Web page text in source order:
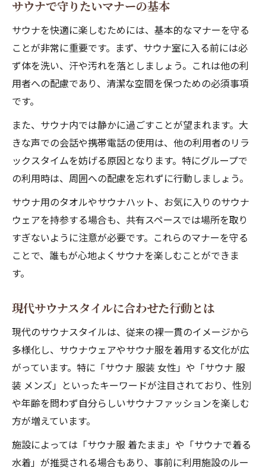
サウナで守りたいマナーの基本
サウナを快適に楽しむためには、基本的なマナーを守る
ことが非常に重要です。まず、サウナ室に入る前には必
ず体を洗い、汗や汚れを落としましょう。これは他の利
用者への配慮であり、清潔な空間を保つための必須事項
です。
また、サウナ内では静かに過ごすことが望まれます。大
きな声での会話や携帯電話の使用は、他の利用者のリラ
ックスタイムを妨げる原因となります。特にグループで
の利用時は、周囲への配慮を忘れずに行動しましょう。
サウナ用のタオルやサウナハット、お気に入りのサウナ
ウェアを持参する場合も、共有スペースでは場所を取り
すぎないように注意が必要です。これらのマナーを守る
ことで、誰もが心地よくサウナを楽しむことができま
す。
現代サウナスタイルに合わせた行動とは
現代のサウナスタイルは、従来の裸一貫のイメージから
多様化し、サウナウェアやサウナ服を着用する文化が広
がっています。特に「サウナ 服装 女性」や「サウナ 服
装 メンズ」といったキーワードが注目されており、性別
や年齢を問わず自分らしいサウナファッションを楽しむ
方が増えています。
施設によっては「サウナ服 着たまま」や「サウナで着る
水着」が推奨される場合もあり、事前に利用施設のルー